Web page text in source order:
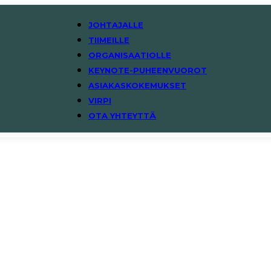
JOHTAJALLE
TIIMEILLE
ORGANISAATIOLLE
KEYNOTE-PUHEENVUOROT
ASIAKASKOKEMUKSET
VIRPI
OTA YHTEYTTÄ